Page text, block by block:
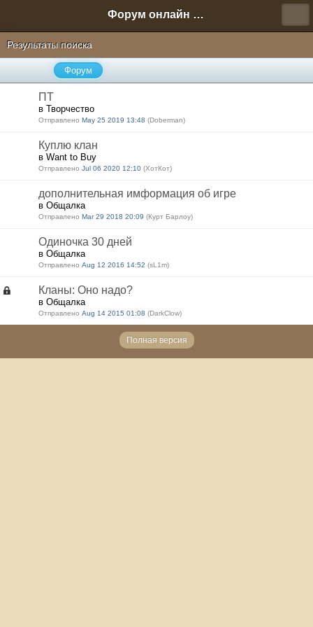
Форум онлайн игры "Новая Эра" (Нюра Биз)
Результаты поиска
Форум
ПТ
в Творчество
Отправлено May 25 2019 13:48 (Doberman)
Куплю клан
в Want to Buy
Отправлено Jul 06 2020 12:10 (ХотКот)
дополнительная имформация об игре
в Общалка
Отправлено Mar 29 2018 20:09 (Курт Барлоу)
Одиночка 30 дней
в Общалка
Отправлено Aug 12 2016 14:52 (sL1m)
Кланы: Оно надо?
в Общалка
Отправлено Aug 14 2015 01:08 (DarkClow)
Полная версия